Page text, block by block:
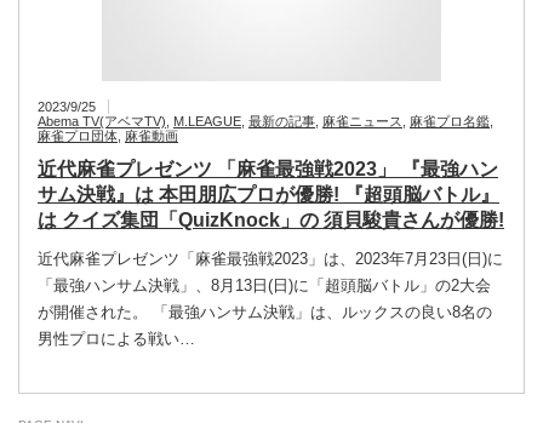
2023/9/25
Abema TV(アベマTV)
M.LEAGUE 最新の記事 麻雀ニュース 麻雀プロ名鑑
麻雀プロ団体 麻雀動画
近代麻雀プレゼンツ 「麻雀最強戦2023」 『最強ハン
サム決戦』は 本田朋広プロが優勝! 『超頭脳バトル』
は クイズ集団「QuizKnock」の 須貝駿貴さんが優勝!
近代麻雀プレゼンツ「麻雀最強戦2023」は、2023年7月23日(日)に
「最強ハンサム決戦」、8月13日(日)に「超頭脳バトル」の2大会
が開催された。 「最強ハンサム決戦」は、ルックスの良い8名の
男性プロによる戦い…